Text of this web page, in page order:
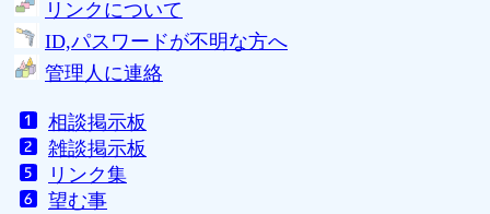
リンクについて
ID,パスワードが不明な方へ
管理人に連絡
相談掲示板
雑談掲示板
リンク集
望む事